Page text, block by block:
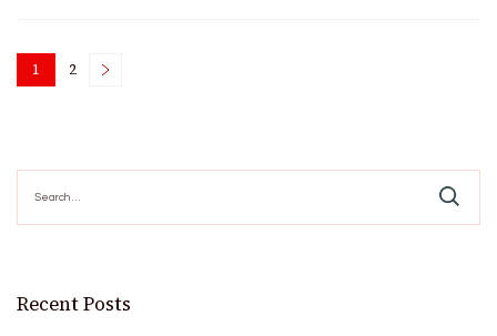
Posts
Page
1 Page
2
for:
Recent Posts